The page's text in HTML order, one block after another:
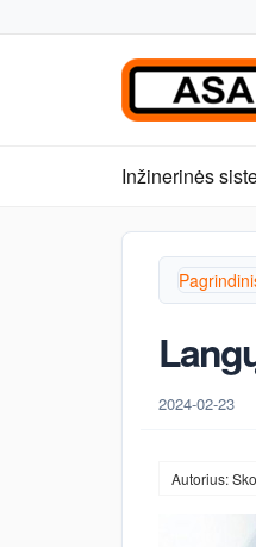
Inžinerinės
2024-02-23
Autorius: